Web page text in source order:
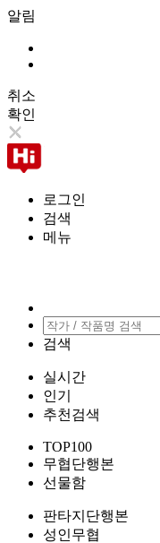
알림
취소
확인
로그인
검색
메뉴
검색
실시간
인기
추천검색
TOP100
무협단행본
선물함
판타지단행본
성인무협